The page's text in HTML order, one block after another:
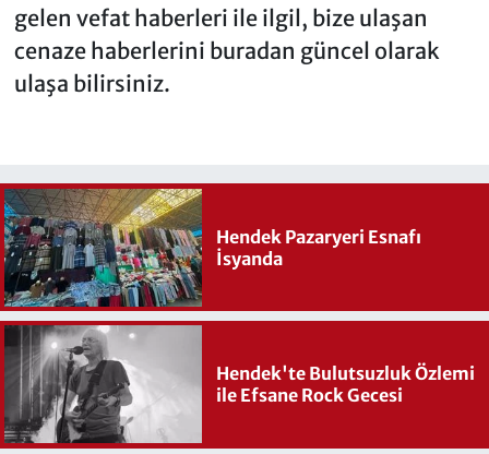
gelen vefat haberleri ile ilgil, bize ulaşan
cenaze haberlerini buradan güncel olarak
ulaşa bilirsiniz.
Hendek Pazaryeri Esnafı
İsyanda
Hendek'te Bulutsuzluk Özlemi
ile Efsane Rock Gecesi